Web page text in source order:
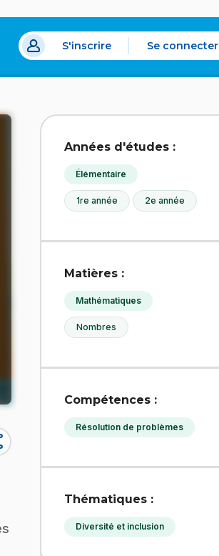
nouvel onglet.
S'inscrire Se connecter
Années d'études :
Élémentaire
1re année 2e année
Matières :
Mathématiques
Nombres
Compétences :
Résolution de problèmes
Thématiques :
Diversité et inclusion